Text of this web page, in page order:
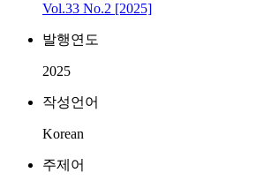
Vol.33 No.2 [2025]
발행연도
2025
작성언어
Korean
주제어